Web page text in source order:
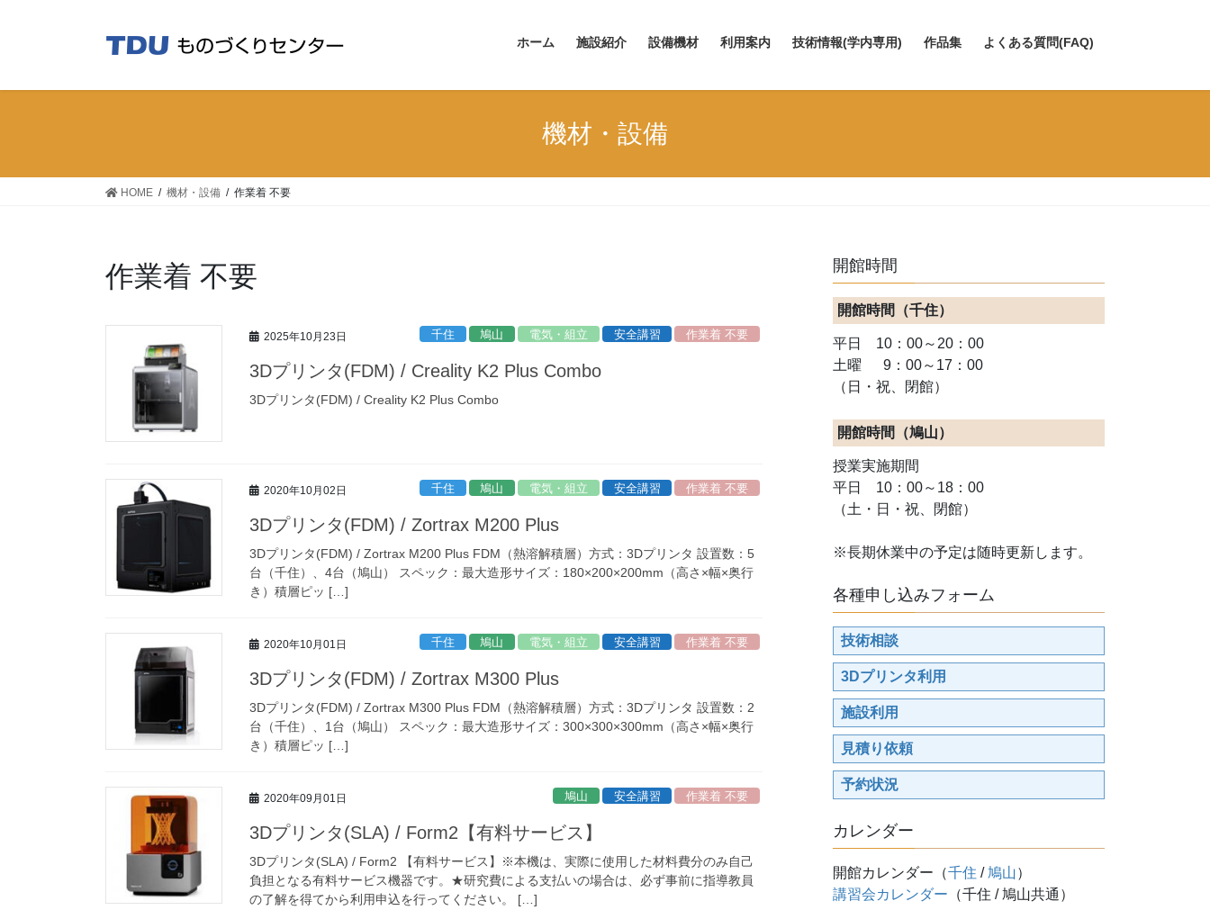
ッ
移
ホーム 施設紹介 設備機材 利用案内 技術情報(学内専用) 作品集 よくある質問(FAQ)
機材・設備
HOME 機材・設備 作業着 不要
作業着 不要
2025年10月23日 作業着 不要
安全講習
電気・組立
鳩山
千住
3Dプリンタ(FDM) / Creality K2 Plus Combo
3Dプリンタ(FDM) / Creality K2 Plus Combo
2020年10月02日 作業着 不要
安全講習
電気・組立
鳩山
千住
3Dプリンタ(FDM) / Zortrax M200 Plus
3Dプリンタ(FDM) / Zortrax M200 Plus FDM（熱溶解積層）方式：3Dプリンタ 設置数：5
台（千住）、4台（鳩山） スペック：最大造形サイズ：180×200×200mm（高さ×幅×奥行
き）積層ピッ […]
2020年10月01日 作業着 不要
安全講習
電気・組立
鳩山
千住
3Dプリンタ(FDM) / Zortrax M300 Plus
3Dプリンタ(FDM) / Zortrax M300 Plus FDM（熱溶解積層）方式：3Dプリンタ 設置数：2
台（千住）、1台（鳩山） スペック：最大造形サイズ：300×300×300mm（高さ×幅×奥行
き）積層ピッ […]
2020年09月01日 作業着 不要
安全講習
鳩山
3Dプリンタ(SLA) / Form2【有料サービス】
3Dプリンタ(SLA) / Form2 【有料サービス】※本機は、実際に使用した材料費分のみ自己
負担となる有料サービス機器です。★研究費による支払いの場合は、必ず事前に指導教員
の了解を得てから利用申込を行ってください。 […]
開館時間
開館時間（千住）
平日 10：00～20：00
土曜 9：00～17：00
（日・祝、閉館）
開館時間（鳩山）
授業実施期間
平日 10：00～18：00
（土・日・祝、閉館）
※長期休業中の予定は随時更新します。
各種申し込みフォーム
技術相談
3Dプリンタ利用
施設利用
見積り依頼
予約状況
カレンダー
開館カレンダー（千住 /鳩山）
講習会カレンダー （千住 / 鳩山共通）